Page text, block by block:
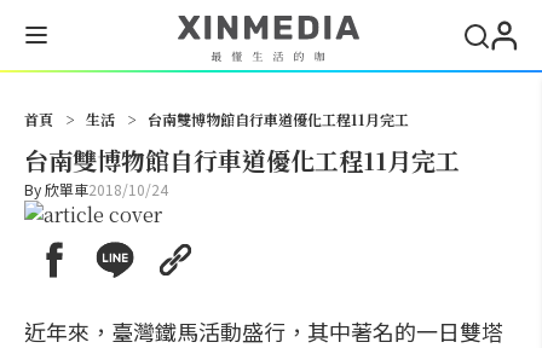
首頁 > 生活 > 台南雙博物館自行車道優化工程11月完工
台南雙博物館自行車道優化工程11月完工
By欣單車2018/10/24
近年來，臺灣鐵馬活動盛行，其中著名的一日雙塔